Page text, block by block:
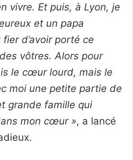
vivre. Et puis, à Lyon, je
et un papa
d’avoir porté ce
vôtres. Alors pour
le cœur lourd, mais le
moi une petite partie de
grande famille qui
mon cœur », a lancé